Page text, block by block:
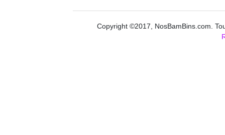
Copyright ©2017, NosBamBins.com.